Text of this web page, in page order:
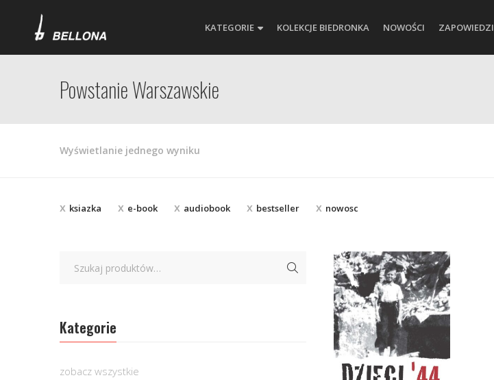
KATEGORIE KOLEKCJE BIEDRONKA NOWOŚCI ZAPOWIEDZI
Powstanie Warszawskie
Wyświetlanie jednego wyniku
ksiazka e-book audiobook bestseller nowosc
Kategorie
zobacz wszystkie